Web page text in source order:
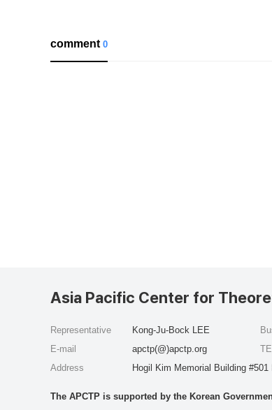
comment0
Asia Pacific Center for
Representative
Kong-Ju-Bock LEE
E-mail
apctp(@)apctp.org
Address
Hogil Kim Memorial Building
The APCTP is supported by the Korean